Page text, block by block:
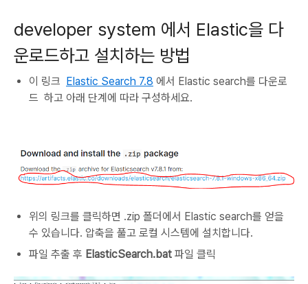
developer system 에서 Elastic을 다
운로드하고 설치하는 방법
이 링크 Elastic Search 7.8 에서 Elastic search를 다운로
드 하고 아래 단계에 따라 구성하세요.
위의 링크를 클릭하면 .zip 폴더에서 Elastic search를 얻을
수 있습니다. 압축을 풀고 로컬 시스템에 설치합니다.
파일 추출 후 ElasticSearch.bat 파일 클릭